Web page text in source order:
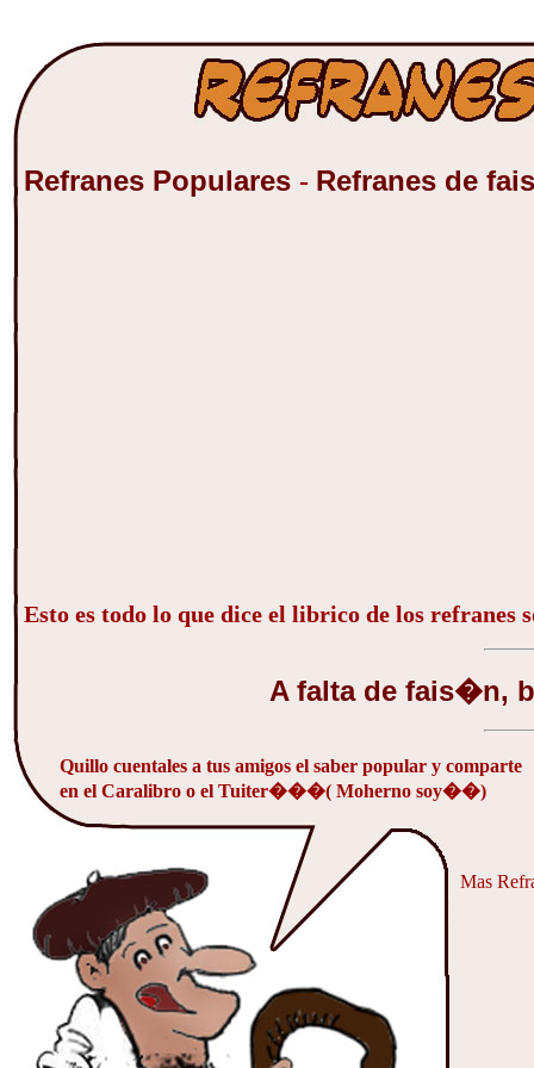
Refranes Populares - Refranes de
Esto es todo lo que dice el librico de los refranes
A falta de fais�n,
Quillo cuentales a tus amigos el saber popular y comparte
en el Caralibro o el Tuiter���( Moherno soy��)
Mas